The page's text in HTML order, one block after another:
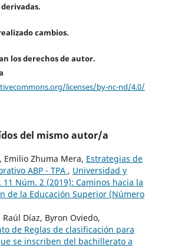
cambios.
los derechos de autor.
licenses/by-nc-nd/4.0/
del mismo autor/a
Emilio Zhuma Mera, Estrategias de
ABP - TPA , Universidad y
11 Núm. 2 (2019): Caminos hacia la
de la Educación Superior (Número
Raúl Díaz, Byron Oviedo,
de Reglas de clasificación para
se inscriben del bachillerato a